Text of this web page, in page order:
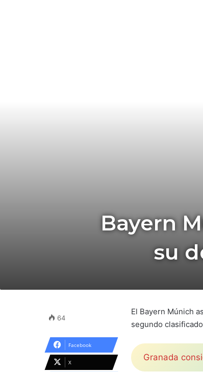
Bayern
su
El Bayern Múnich
segundo
Granada
64
Facebook
X